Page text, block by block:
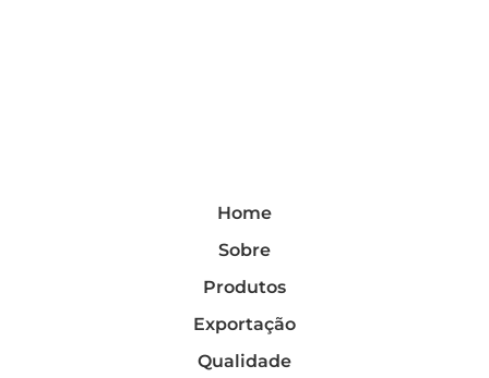
Home
Sobre
Produtos
Exportação
Qualidade